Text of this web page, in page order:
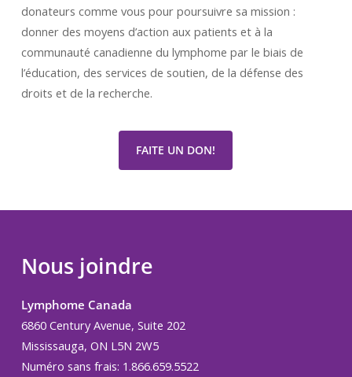
donateurs comme vous pour poursuivre sa mission :
donner des moyens d’action aux patients et à la
communauté canadienne du lymphome par le biais de
l’éducation, des services de soutien, de la défense des
droits et de la recherche.
FAITE UN DON!
Nous joindre
Lymphome Canada
6860 Century Avenue, Suite 202
Mississauga, ON L5N 2W5
Numéro sans frais: 1.866.659.5522